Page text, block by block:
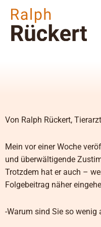
Inhalt
springen
Von Ralph Rückert, Tierarzt
Mein vor einer Woche
und überwältigende
Trotzdem hat er auch –
Folgebeitrag näher
-Warum sind Sie so wenig